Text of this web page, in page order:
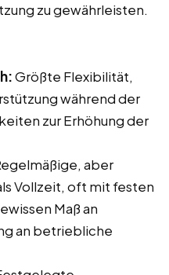
zu gewährleisten.
Größte Flexibilität,
während der
zur Erhöhung der
aber
Vollzeit, oft mit festen
Maß an
an betriebliche